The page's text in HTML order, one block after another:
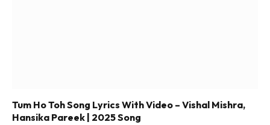
Tum Ho Toh Song Lyrics With Video – Vishal Mishra,
Hansika Pareek | 2025 Song